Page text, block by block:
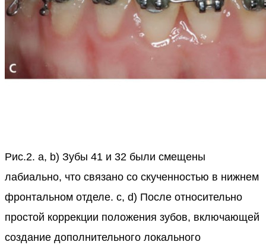
Рис.2. a, b) Зубы 41 и 32 были смещены
лабиально, что связано со скученностью в нижнем
фронтальном отделе. c, d) После относительно
простой коррекции положения зубов, включающей
создание дополнительного локального